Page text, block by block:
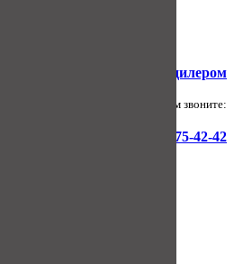
Стать дилером
По всем вопросам звоните:
+7(4842)75-42-42